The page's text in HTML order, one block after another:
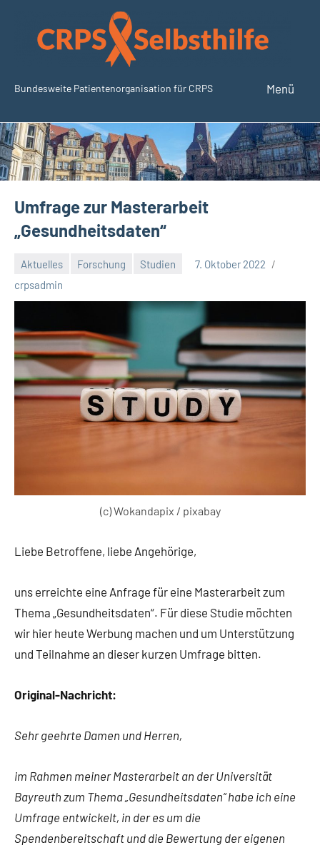
springen
SudeckSelbsthilfe.org
Bundesweite Patientenorganisation für CRPS Menü
Umfrage zur Masterarbeit
„Gesundheitsdaten“
Aktuelles Forschung Studien
7. Oktober 2022
crpsadmin
Keine
Kommentare
(c) Wokandapix / pixabay
Liebe Betroffene, liebe Angehörige,
uns erreichte eine Anfrage für eine Masterarbeit zum
Thema „Gesundheitsdaten“. Für diese Studie möchten
wir hier heute Werbung machen und um Unterstützung
und Teilnahme an dieser kurzen Umfrage bitten.
Original-Nachricht:
Sehr geehrte Damen und Herren,
im Rahmen meiner Masterarbeit an der Universität
Bayreuth zum Thema „Gesundheitsdaten“ habe ich eine
Umfrage entwickelt, in der es um die
Spendenbereitschaft und die Bewertung der eigenen